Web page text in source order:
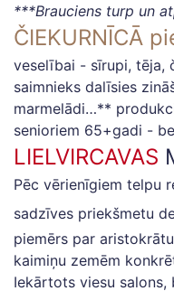
***Brauciens turp un
ČIEKURNĪCĀ
veselībai - sīrupi, tēja,
saimnieks dalīsies
marmelādi…**
senioriem 65+gadi -
LIELVIRCAVAS
Pēc vērienīgiem telpu
sadzīves priekšmetu
piemērs par
kaimiņu zemēm
Iekārtots viesu salons,